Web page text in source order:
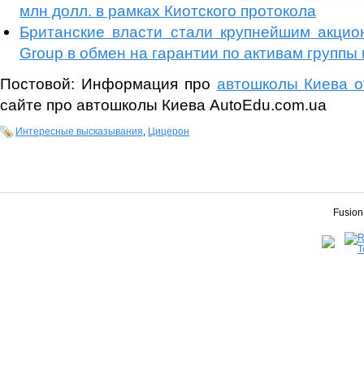
млн долл. в рамках Киотского протокола
Британские власти стали крупнейшим
Group в обмен на гарантии по активам
Постовой: Информация про автошколы Киева
сайте про автошколы Киева AutoEdu.com.ua
Интересные высказывания, Цицерон